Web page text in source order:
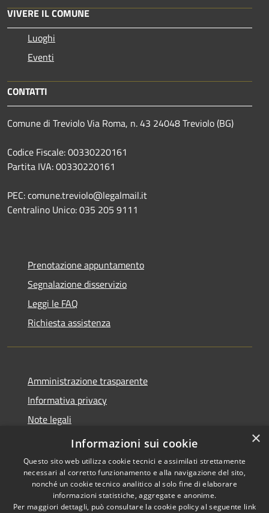
VIVERE IL COMUNE
Luoghi
Eventi
CONTATTI
Comune di Treviolo Via Roma, n. 43 24048 Treviolo (BG)
Codice Fiscale: 00330220161
Partita IVA: 00330220161
PEC: comune.treviolo@legalmail.it
Centralino Unico:035 205 9111
Prenotazione appuntamento
Segnalazione disservizio
Leggi le FAQ
Richiesta assistenza
Amministrazione trasparente
Informativa privacy
Note legali
Dichiarazione di accessibilità
Copyright © 2026 • Comune di
×
Informazioni sui cookie
Questo sito web utilizza cookie tecnici e assimilati strettamente
necessari al corretto funzionamento e alla navigazione del sito,
nonché un cookie tecnico analitico al solo fine di elaborare
informazioni statistiche, aggregate e anonime.
Per maggiori dettagli, può consultare la cookie policy al seguente link